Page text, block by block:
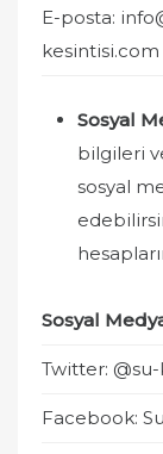
E-posta:
kesintisi.com
Sosyal
bilgileri
sosyal
Sosyal
Twitter:
Facebook: